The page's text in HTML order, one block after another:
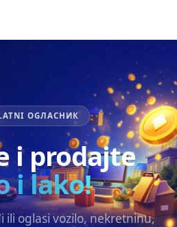
OGЛАСНИК
i prodajte
i lako!
oglasi vozilo, nekretninu,